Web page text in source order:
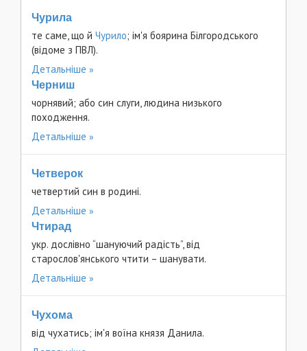
Чурила
те саме, що й Чурило; ім'я боярина Білгородського
(відоме з ПВЛ).
Детальніше
Черниш
чорнявий; або син слуги, людина низького
походження.
Детальніше
Четверок
четвертий син в родині.
Детальніше
Чтирад
укр. дослівно “шануючий радість”, від
старослов'янського чтити – шанувати.
Детальніше
Чухома
від чухатись; ім'я воїна князя Данила.